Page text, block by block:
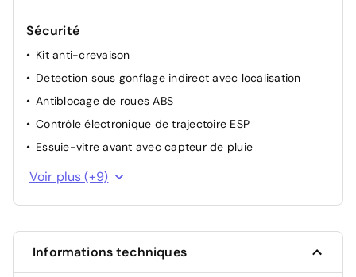
Sécurité
Kit anti-crevaison
Detection sous gonflage indirect avec localisation
Antiblocage de roues ABS
Contrôle électronique de trajectoire ESP
Essuie-vitre avant avec capteur de pluie
Alerte sonore de non bouclage et de débouclage des
ceintures de sécurité AV
Sécurité enfant à l'arrière manuel
3 Fixations ISOFIX sur les 3 sièges AR
Projecteurs LED
Voir plus (+9)
Informations techniques